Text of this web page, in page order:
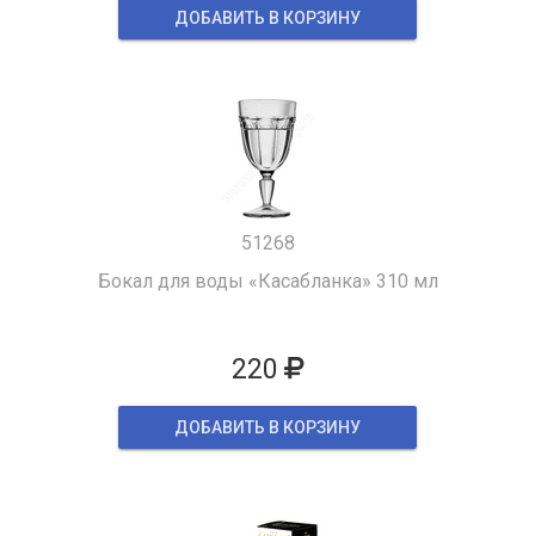
ДОБАВИТЬ В КОРЗИНУ
51268
Бокал для воды «Касабланка» 310 мл
220
ДОБАВИТЬ В КОРЗИНУ